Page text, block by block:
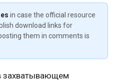
in case the official resource
download links for
them in comments is
захватывающем